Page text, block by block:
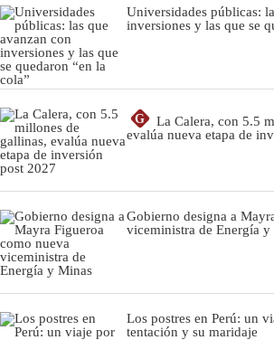
Universidades públicas:
inversiones y las que se
G
La Calera, con 5.5
evalúa nueva etapa de
Gobierno designa a
viceministra de Energía y
Los postres en Perú: un
tentación y su maridaje